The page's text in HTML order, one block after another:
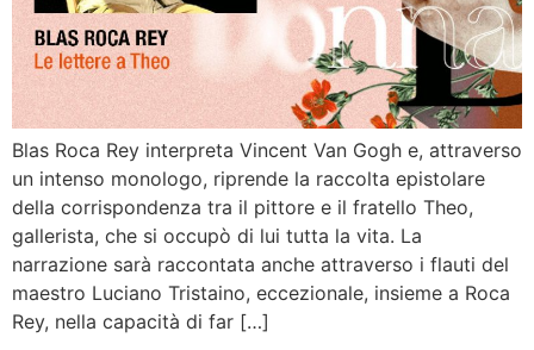
Blas Roca Rey interpreta Vincent Van Gogh e, attraverso
un intenso monologo, riprende la raccolta epistolare
della corrispondenza tra il pittore e il fratello Theo,
gallerista, che si occupò di lui tutta la vita. La
narrazione sarà raccontata anche attraverso i flauti del
maestro Luciano Tristaino, eccezionale, insieme a Roca
Rey, nella capacità di far […]